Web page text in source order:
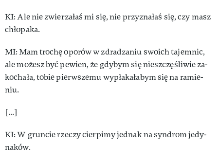
KI: Ale nie zwie­rza­łaś mi się, nie przy­zna­łaś się, czy masz
chło­pa­ka.
MI: Mam tro­chę opo­rów w zdra­dza­niu swo­ich ta­jem­nic,
ale mo­żesz być pe­wien, że gdy­bym się nie­szczę­śli­wie za­
ko­cha­ła, to­bie pierw­sze­mu wy­pła­ka­ła­bym się na ra­mie­
niu.
[...]
KI: W grun­cie rze­czy cier­pi­my jed­nak na syn­drom je­dy­
na­ków.